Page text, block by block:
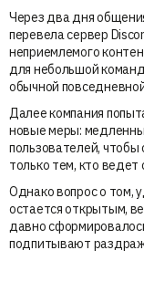
Через два дня
перевела сервер
неприемлемого
для небольшой
обычной
Далее компания
новые меры:
пользователей,
только тем, кто ведет
Однако вопрос о том,
остается открытым,
давно
подпитывают